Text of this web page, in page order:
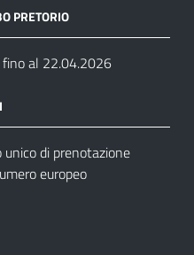
PRETORIO
al 22.04.2026
di prenotazione
europeo